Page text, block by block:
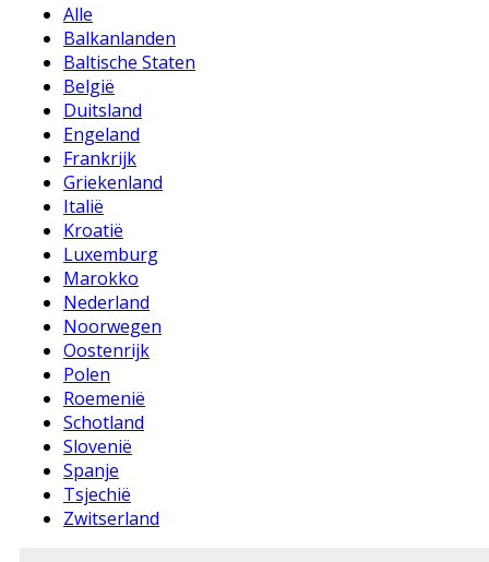
Alle
Balkanlanden
Baltische Staten
België
Duitsland
Engeland
Frankrijk
Griekenland
Italië
Kroatië
Luxemburg
Marokko
Nederland
Noorwegen
Oostenrijk
Polen
Roemenië
Schotland
Slovenië
Spanje
Tsjechië
Zwitserland